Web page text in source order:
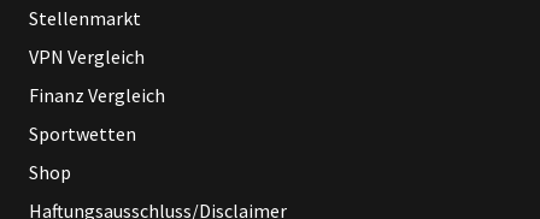
Stellenmarkt
VPN Vergleich
Finanz Vergleich
Sportwetten
Shop
Haftungsausschluss/Disclaimer